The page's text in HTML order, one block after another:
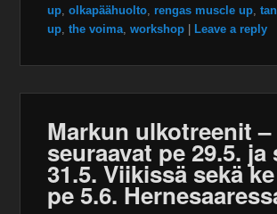
up,olkapäähuolto, rengas muscle up,
up,the voima,workshop Leave a reply
Markun ulkotreenit –
seuraavat pe 29.5. ja
31.5. Viikissä sekä
pe 5.6.